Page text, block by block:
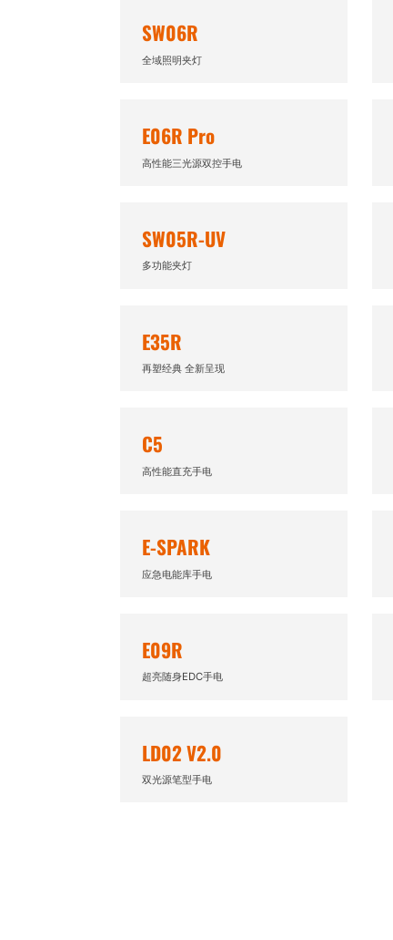
SW06R
全域照明夹灯
E06R Pro
高性能三光源双控手电
SW05R-UV
多功能夹灯
E35R
再塑经典 全新呈现
C5
高性能直充手电
E-SPARK
应急电能库手电
E09R
超亮随身EDC手电
LD02 V2.0
双光源笔型手电